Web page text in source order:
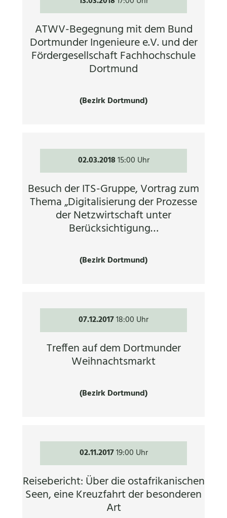
ATWV-Begegnung mit dem Bund
Dortmunder Ingenieure e.V. und der
Fördergesellschaft Fachhochschule
Dortmund
(Bezirk Dortmund)
02.03.201815:00 Uhr
Besuch der ITS-Gruppe, Vortrag zum
Thema „Digitalisierung der Prozesse
der Netzwirtschaft unter
Berücksichtigung…
(Bezirk Dortmund)
07.12.201718:00 Uhr
Treffen auf dem Dortmunder
Weihnachtsmarkt
(Bezirk Dortmund)
02.11.201719:00 Uhr
Reisebericht: Über die ostafrikanischen
Seen, eine Kreuzfahrt der besonderen
Art